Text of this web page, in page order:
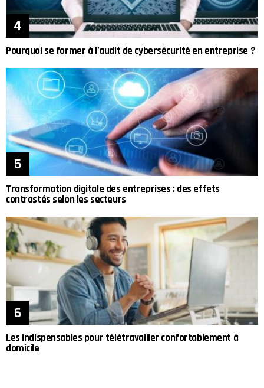
Pourquoi se former à l’audit de cybersécurité en entreprise ?
Transformation digitale des entreprises : des effets
contrastés selon les secteurs
Les indispensables pour télétravailler confortablement à
domicile